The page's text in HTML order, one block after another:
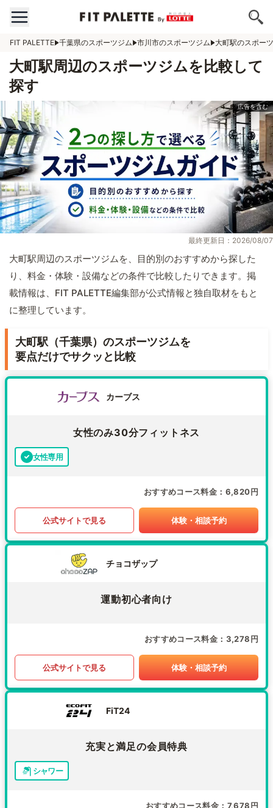
FIT PALETTE 千葉県のスポーツジム 市川市のスポーツジム 大町駅のスポー
大町駅周辺のスポーツジムを比較して
探す
最終更新日：2026/08/07
大町駅周辺のスポーツジムを、目的別のおすすめから探した
り、料金・体験・設備などの条件で比較したりできます。掲
載情報は、FIT PALETTE編集部が公式情報と独自取材をもと
に整理しています。
大町駅（千葉県）のスポーツジムを
要点だけでサクッと比較
カーブス
女性のみ30分フィットネス
女性専用
おすすめコース料金 6,820円
公式サイトで見る 体験・相談予約
チョコザップ
運動初心者向け
おすすめコース料金 3,278円
公式サイトで見る 体験・相談予約
FiT24
充実と満足の会員特典
シャワー
おすすめコース料金 7,678円